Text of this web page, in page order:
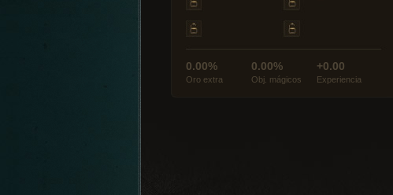
0.00%
Oro extra
0.00%
Obj. mágicos
+0.00
Experiencia